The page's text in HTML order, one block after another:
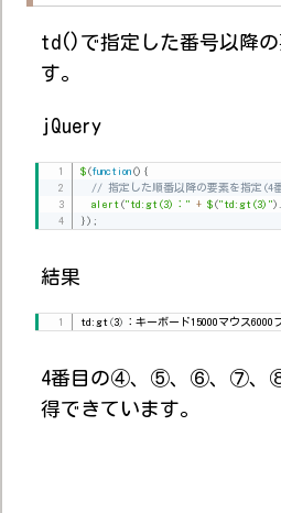
td()で指定した番号以降
す。
jQuery
$ (function () {
// 指定した順番以降の要素を指定(4
alert ("td:gt(3)：" + $ ("td:gt(3)")
} ) ;
結果
td:gt (3) ：キーボード15000マウス6000
4番目の④、⑤、⑥、⑦、
得できています。